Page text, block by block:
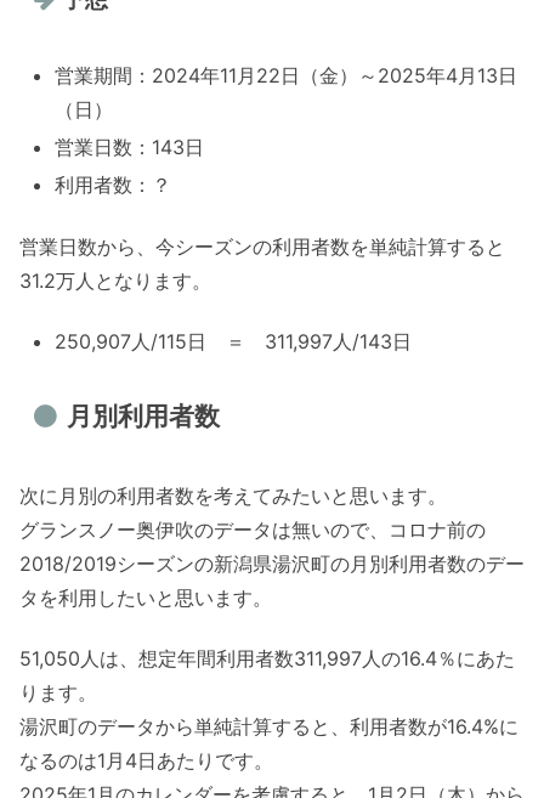
営業期間：2024年11月22日（金）～2025年4月13日
（日）
営業日数：143日
利用者数：？
営業日数から、今シーズンの利用者数を単純計算すると
31.2万人となります。
250,907人/115日 ＝ 311,997人/143日
月別利用者数
次に月別の利用者数を考えてみたいと思います。
グランスノー奥伊吹のデータは無いので、コロナ前の
2018/2019シーズンの新潟県湯沢町の月別利用者数のデー
タを利用したいと思います。
51,050人は、想定年間利用者数311,997人の16.4％にあた
ります。
湯沢町のデータから単純計算すると、利用者数が16.4%に
なるのは1月4日あたりです。